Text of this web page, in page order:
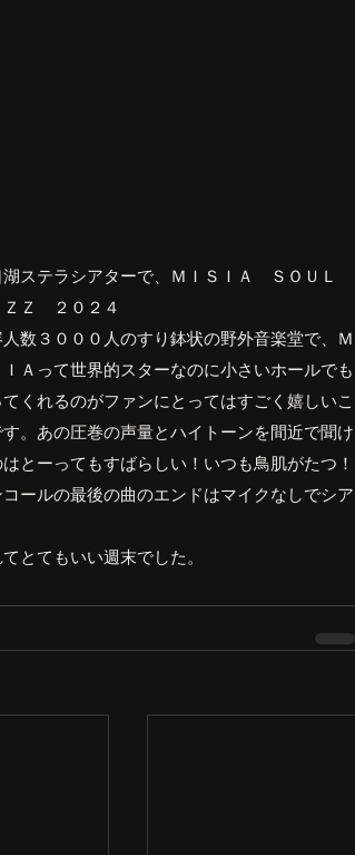
ステラシアターで、ＭＩＳＩＡ　ＳＯＵＬ
ＺＺ　２０２４
数３０００人のすり鉢状の野外音楽堂で、Ｍ
ＩＡって世界的スターなのに小さいホールでも
くれるのがファンにとってはすごく嬉しいこ
す。あの圧巻の声量とハイトーンを間近で聞け
はとーってもすばらしい！いつも鳥肌がたつ！
コールの最後の曲のエンドはマイクなしでシア
とてもいい週末でした。